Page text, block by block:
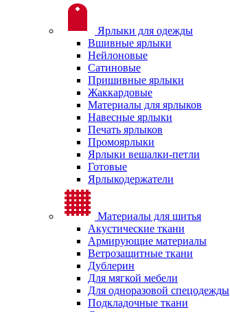
Ярлыки для одежды
Вшивные ярлыки
Нейлоновые
Сатиновые
Пришивные ярлыки
Жаккардовые
Материалы для ярлыков
Навесные ярлыки
Печать ярлыков
Промоярлыки
Ярлыки вешалки-петли
Готовые
Ярлыкодержатели
Материалы для шитья
Акустические ткани
Армирующие материалы
Ветрозащитные ткани
Дублерин
Для мягкой мебели
Для одноразовой спецодежды
Подкладочные ткани